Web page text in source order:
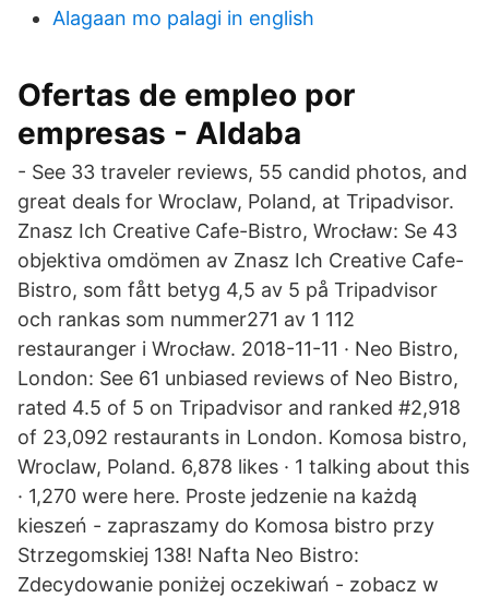
Alagaan mo palagi in english
Ofertas de empleo por
empresas - Aldaba
- See 33 traveler reviews, 55 candid photos, and
great deals for Wroclaw, Poland, at Tripadvisor.
Znasz Ich Creative Cafe-Bistro, Wrocław: Se 43
objektiva omdömen av Znasz Ich Creative Cafe-
Bistro, som fått betyg 4,5 av 5 på Tripadvisor
och rankas som nummer271 av 1 112
restauranger i Wrocław. 2018-11-11 · Neo Bistro,
London: See 61 unbiased reviews of Neo Bistro,
rated 4.5 of 5 on Tripadvisor and ranked #2,918
of 23,092 restaurants in London. Komosa bistro,
Wroclaw, Poland. 6,878 likes · 1 talking about this
· 1,270 were here. Proste jedzenie na każdą
kieszeń - zapraszamy do Komosa bistro przy
Strzegomskiej 138! Nafta Neo Bistro:
Zdecydowanie poniżej oczekiwań - zobacz w